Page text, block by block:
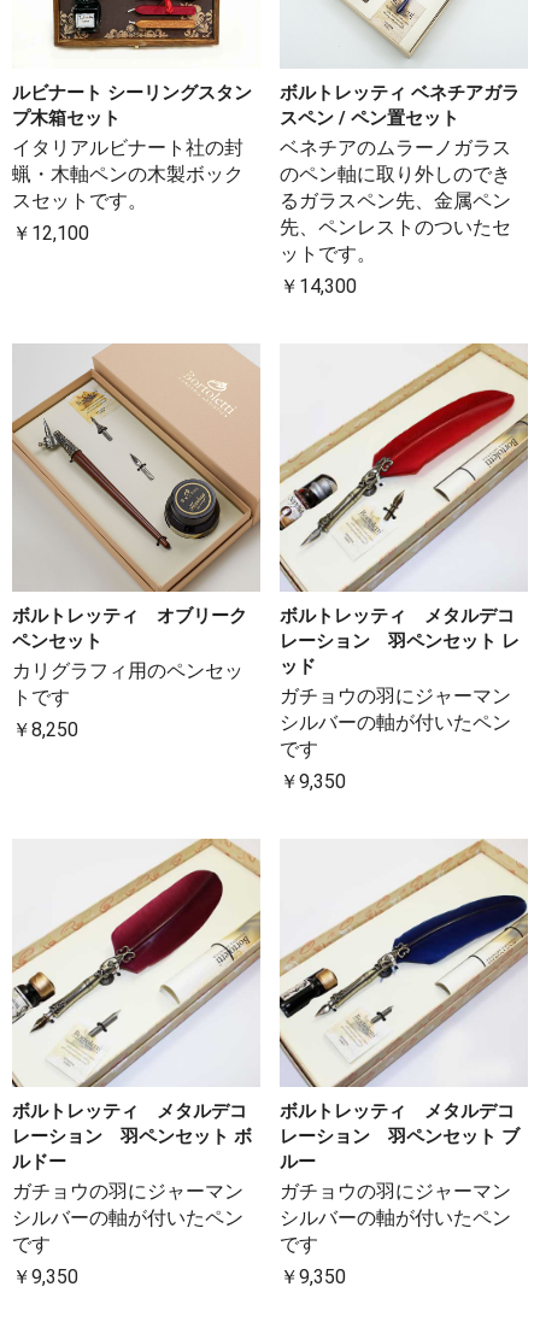
ルビナート シーリングスタン
プ木箱セット
イタリアルビナート社の封
蝋・木軸ペンの木製ボック
スセットです。
￥12,100
ボルトレッティ ベネチアガラ
スペン / ペン置セット
ベネチアのムラーノガラス
のペン軸に取り外しのでき
るガラスペン先、金属ペン
先、ペンレストのついたセ
ットです。
￥14,300
ボルトレッティ オブリーク
ペンセット
カリグラフィ用のペンセッ
トです
￥8,250
ボルトレッティ メタルデコ
レーション 羽ペンセット レ
ッド
ガチョウの羽にジャーマン
シルバーの軸が付いたペン
です
￥9,350
ボルトレッティ メタルデコ
レーション 羽ペンセット ボ
ルドー
ガチョウの羽にジャーマン
シルバーの軸が付いたペン
です
￥9,350
ボルトレッティ メタルデコ
レーション 羽ペンセット ブ
ルー
ガチョウの羽にジャーマン
シルバーの軸が付いたペン
です
￥9,350